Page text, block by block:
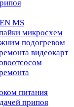
MS
микросхем
подогревом
видеокарт
питания
припоя